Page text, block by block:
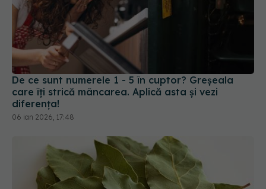
De ce sunt numerele 1 - 5 în cuptor? Greșeala
care îți strică mâncarea. Aplică asta și vezi
diferența!
06 ian 2026, 17:48